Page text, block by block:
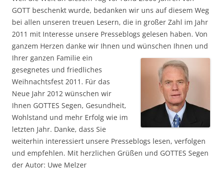
GOTT beschenkt wurde, bedanken wir uns auf diesem Weg
bei allen unseren treuen Lesern, die in großer Zahl im Jahr
2011 mit Interesse unsere Presseblogs gelesen haben. Von
ganzem Herzen danke wir Ihnen und wünschen Ihnen und
Ihrer ganzen Familie ein
gesegnetes und friedliches
Weihnachtsfest 2011. Für das
Neue Jahr 2012 wünschen wir
Ihnen GOTTES Segen, Gesundheit,
Wohlstand und mehr Erfolg wie im
letzten Jahr. Danke, dass Sie
weiterhin interessiert unsere Presseblogs lesen, verfolgen
und empfehlen. Mit herzlichen Grüßen und GOTTES Segen
der Autor: Uwe Melzer